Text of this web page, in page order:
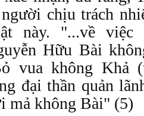
chịu trách
này. "...về
Hữu Bài
vua không Khả
đại thần quản
mả không Bài" (5)